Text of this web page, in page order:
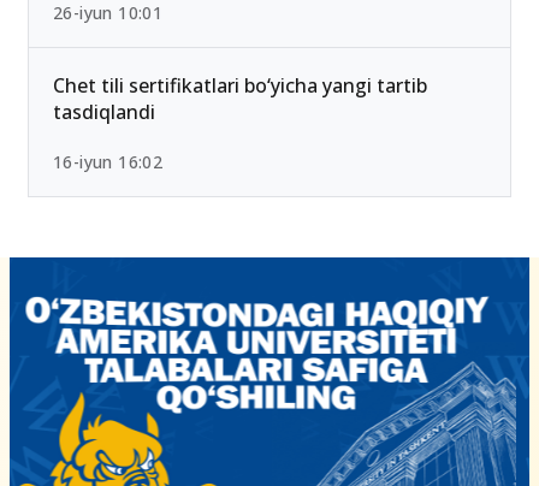
26-iyun 10:01
Chet tili sertifikatlari bo‘yicha yangi tartib
tasdiqlandi
16-iyun 16:02